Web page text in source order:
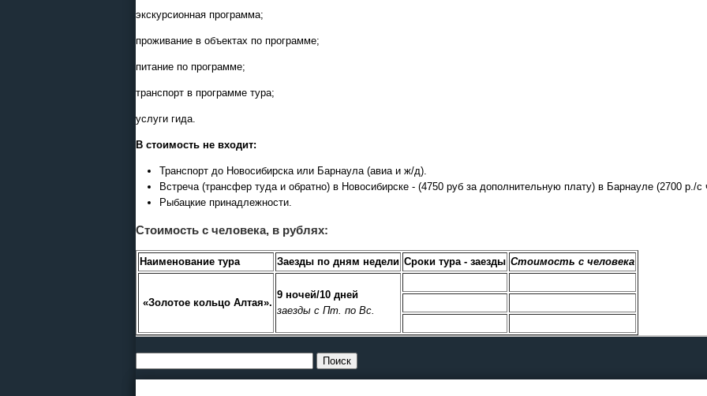
экскурсионная программа;
проживание в объектах по программе;
питание по программе;
транспорт в программе тура;
услуги гида.
В стоимость не входит:
Транспорт до Новосибирска или Барнаула (авиа и ж/д).
Встреча (трансфер туда и обратно) в Новосибирске - (4750 руб за дополнительную плату) в Барнауле (2700 р./с
Рыбацкие принадлежности.
Стоимость с человека, в рублях:
Наименование тура Заезды по дням недели Сроки тура - заезды Стоимость с человека
«Золотое кольцо Алтая».
9 ночей/10 дней
заезды с Пт. по Вс.